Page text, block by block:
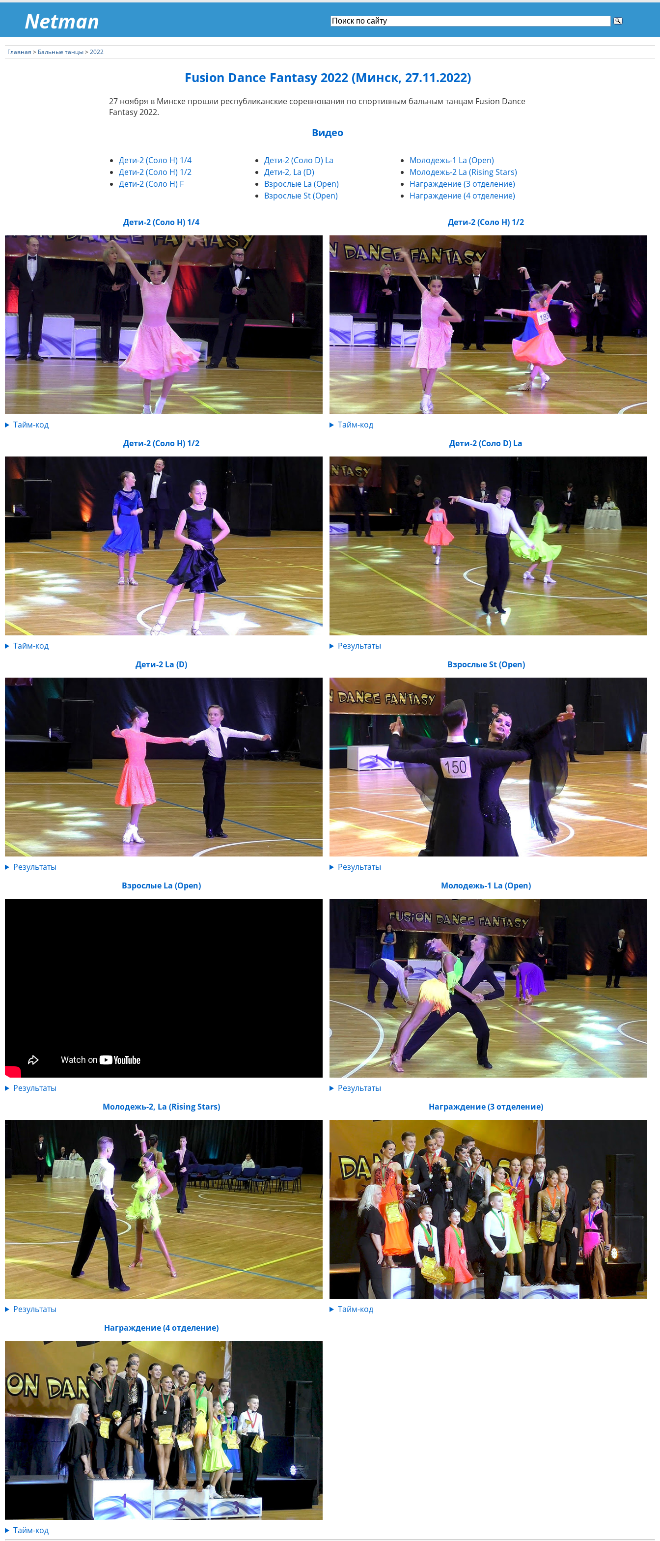
Netman
Главная > Бальные танцы>2022
Fusion Dance Fantasy 2022 (Минск, 27.11.2022)
27 ноября в Минске прошли республиканские соревнования по спортивным бальным танцам Fusion Dance
Fantasy 2022.
Видео
Дети-2 (Соло Н) 1/4
Дети-2 (Соло Н) 1/2
Дети-2 (Соло Н) F
Дети-2 (Соло D) La
Дети-2, La (D)
Взрослые La (Open)
Взрослые St (Open)
Молодежь-1 La (Open)
Молодежь-2 La (Rising Stars)
Награждение (3 отделение)
Награждение (4 отделение)
Дети-2 (Соло Н) 1/4
Тайм-код
Дети-2 (Соло Н) 1/2
Тайм-код
Дети-2 (Соло Н) 1/2
Тайм-код
Дети-2 (Соло D) La
Результаты
Дети-2 La (D)
Результаты
Взрослые St (Open)
Результаты
Взрослые La (Open)
Результаты
Молодежь-1 La (Open)
Результаты
Молодежь-2, La (Rising Stars)
Результаты
Награждение (3 отделение)
Тайм-код
Награждение (4 отделение)
Тайм-код